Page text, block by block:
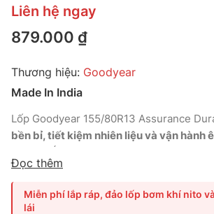
Liên hệ ngay
Made In India
879.000 ₫
Thương hiệu: Goodyear
Lốp Goodyear 155/80R13 Assurance
bền bỉ, tiết kiệm nhiên liệu và vận hành
tiếngiúptăng tuổi thọ gai lốp đến
sát, giảm ồn và duy trì độ bám đường tối
các dòng xeToyota Wigo, Hyundai i10,
Đọc thêm
Miễn phí lắp ráp, đảo lốp bơm khí nito
lái